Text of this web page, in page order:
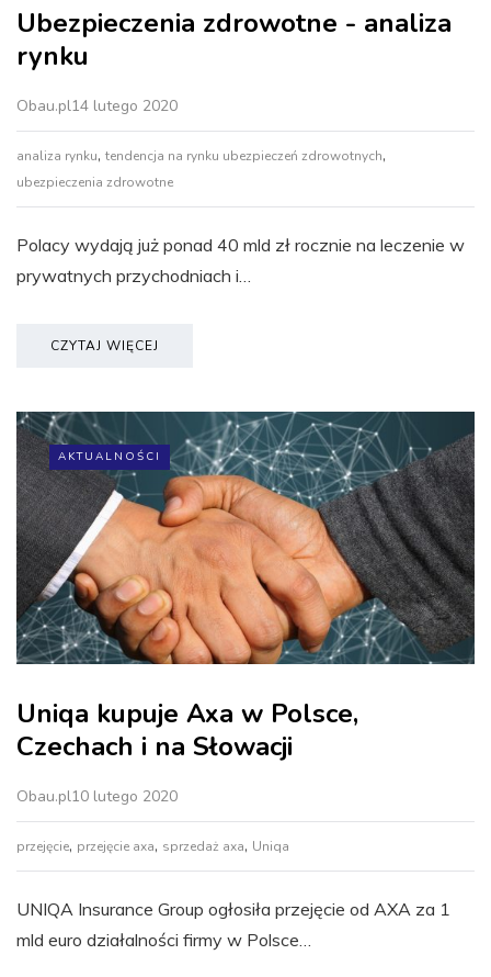
Ubezpieczenia zdrowotne - analiza
rynku
Obau.pl14 lutego 2020
analiza rynku, tendencja na rynku ubezpieczeń zdrowotnych,
ubezpieczenia zdrowotne
Polacy wydają już ponad 40 mld zł rocznie na leczenie w
prywatnych przychodniach i…
CZYTAJ WIĘCEJ
AKTUALNOŚCI
Uniqa kupuje Axa w Polsce,
Czechach i na Słowacji
Obau.pl10 lutego 2020
przejęcie, przejęcie axa, sprzedaż axa, Uniqa
UNIQA Insurance Group ogłosiła przejęcie od AXA za 1
mld euro działalności firmy w Polsce…